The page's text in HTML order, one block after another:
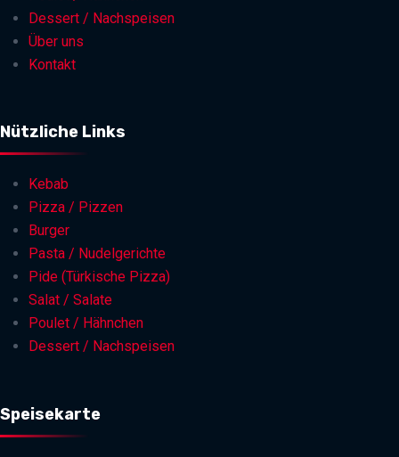
Dessert / Nachspeisen
Über uns
Kontakt
Nützliche Links
Kebab
Pizza / Pizzen
Burger
Pasta / Nudelgerichte
Pide (Türkische Pizza)
Salat / Salate
Poulet / Hähnchen
Dessert / Nachspeisen
Speisekarte